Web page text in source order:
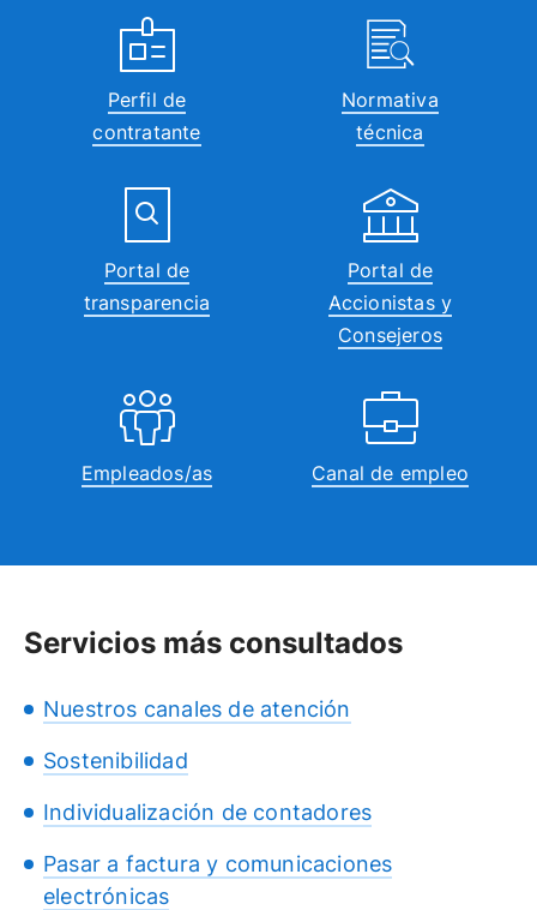
Perfil de
contratante
Normativa
técnica
Portal de
transparencia
Portal de
Accionistas y
Consejeros
Empleados/as Canal de empleo
Servicios más consultados
Nuestros canales de atención
Sostenibilidad
Individualización de contadores
Pasar a factura y comunicaciones
electrónicas